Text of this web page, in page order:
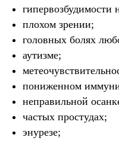
гипервозбудимости
плохом зрении;
головных болях
аутизме;
пониженном
неправильной
частых простудах;
энурезе;